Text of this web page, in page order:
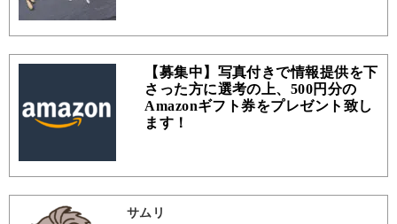
【募集中】写真付きで情報提供を下
さった方に選考の上、500円分の
Amazonギフト券をプレゼント致し
ます！
サムリ